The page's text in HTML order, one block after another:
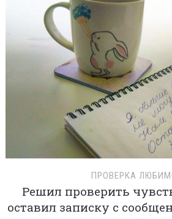
ПРОВЕРКА
Решил проверить
оставил записку с